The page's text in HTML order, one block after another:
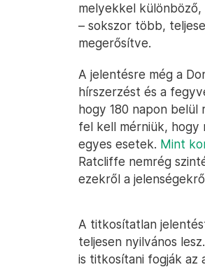
melyekkel
– sokszor több,
megerősítve.
A jelentésre még a
hírszerzést és a
hogy 180 napon belül
fel kell mérniük, hogy
egyes esetek. Mint
Ratcliffe nemrég
ezekről a
A titkosítatlan
teljesen nyilvános
is titkosítani fogják az